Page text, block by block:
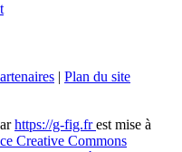
| Plan du site
https://g-fig.frest mise à
Creative Commons